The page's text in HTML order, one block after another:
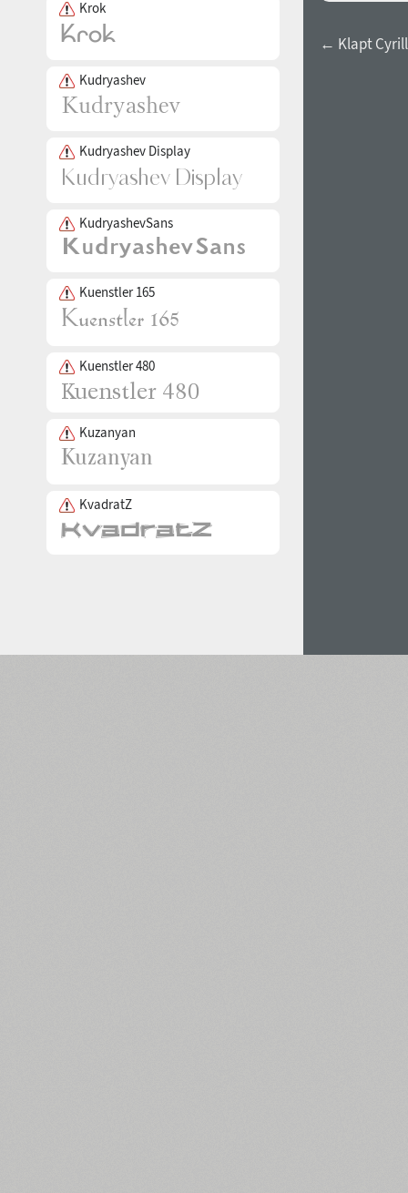
Krok
Kudryashev
Kudryashev Display
KudryashevSans
Kuenstler 165
Kuenstler 480
Kuzanyan
KvadratZ
← Klapt